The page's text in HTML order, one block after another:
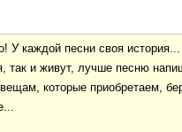
У каждой песни своя
так и живут, лучше песню
которые приобретаем,